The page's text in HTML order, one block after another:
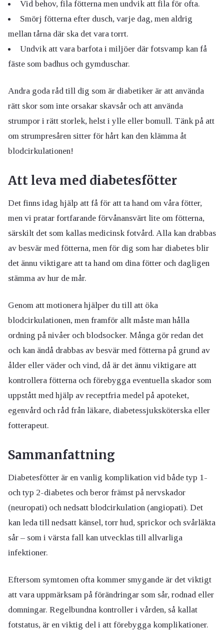
Vid behov, fila fötterna men undvik att fila för ofta.
Smörj fötterna efter dusch, varje dag, men aldrig
mellan tårna där ska det vara torrt.
Undvik att vara barfota i miljöer där fotsvamp kan få
fäste som badhus och gymduschar.
Andra goda råd till dig som är diabetiker är att använda
rätt skor som inte orsakar skavsår och att använda
strumpor i rätt storlek, helst i ylle eller bomull. Tänk på att
om strumpresåren sitter för hårt kan den klämma åt
blodcirkulationen!
Att leva med diabetesfötter
Det finns idag hjälp att få för att ta hand om våra fötter,
men vi pratar fortfarande förvånansvärt lite om fötterna,
särskilt det som kallas medicinsk fotvård. Alla kan drabbas
av besvär med fötterna, men för dig som har diabetes blir
det ännu viktigare att ta hand om dina fötter och dagligen
stämma av hur de mår.
Genom att motionera hjälper du till att öka
blodcirkulationen, men framför allt måste man hålla
ordning på nivåer och blodsocker. Många gör redan det
och kan ändå drabbas av besvär med fötterna på grund av
ålder eller väder och vind, då är det ännu viktigare att
kontrollera fötterna och förebygga eventuella skador som
uppstått med hjälp av receptfria medel på apoteket,
egenvård och råd från läkare, diabetessjuksköterska eller
fotterapeut.
Sammanfattning
Diabetesfötter är en vanlig komplikation vid både typ 1-
och typ 2-diabetes och beror främst på nervskador
(neuropati) och nedsatt blodcirkulation (angiopati). Det
kan leda till nedsatt känsel, torr hud, sprickor och svårläkta
sår – som i värsta fall kan utvecklas till allvarliga
infektioner.
Eftersom symtomen ofta kommer smygande är det viktigt
att vara uppmärksam på förändringar som sår, rodnad eller
domningar. Regelbundna kontroller i vården, så kallat
fotstatus, är en viktig del i att förebygga komplikationer.